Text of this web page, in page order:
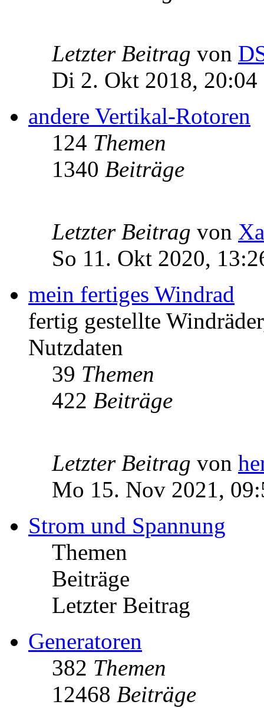
Letzter Beitrag von
Di 2. Okt 2018, 20:04
andere Vertikal-Rotoren
124 Themen
1340 Beiträge
Letzter Beitrag von
So 11. Okt 2020,
mein fertiges Windrad
fertig gestellte
Nutzdaten
39 Themen
422 Beiträge
Letzter Beitrag von
Mo 15. Nov 2021,
Strom und Spannung
Themen
Beiträge
Letzter Beitrag
Generatoren
382 Themen
12468 Beiträge